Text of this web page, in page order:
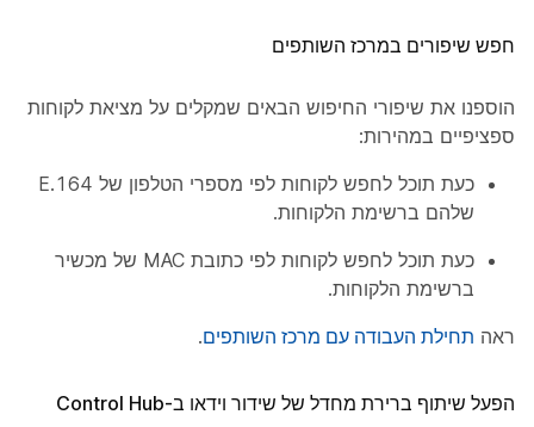
חפש שיפורים במרכז השותפים
הוספנו את שיפורי החיפוש הבאים שמקלים על מציאת לקוחות
ספציפיים במהירות:
כעת תוכל לחפש לקוחות לפי מספרי הטלפון של E.164
שלהם ברשימת הלקוחות.
כעת תוכל לחפש לקוחות לפי כתובת MAC של מכשיר
ברשימת הלקוחות.
ראה תחילת העבודה עם מרכז השותפים.
הפעל שיתוף ברירת מחדל של שידור וידאו ב-Control Hub